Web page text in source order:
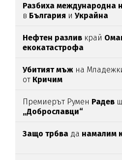
Разбиха международна
в България иУкрайна
Нефтен разлив край
екокатастрофа
Убитият мъж на
от Кричим
Премиерът Румен Радев
„Доброславци“
Защо трбва да намалим